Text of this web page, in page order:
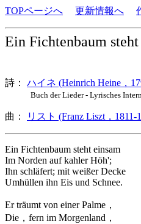
TOPページへ 更新情報へ
Ein Fichtenbaum steht
詩： ハイネ (Heinrich Heine，
Buch der Lieder - Lyrisches
曲： リスト (Franz Liszt，1811-
Ein Fichtenbaum steht einsam
Im Norden auf kahler Höh';
Ihn schläfert; mit weißer Decke
Umhüllen ihn Eis und Schnee.
Er träumt von einer Palme，
Die，fern im Morgenland，